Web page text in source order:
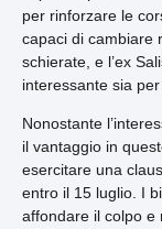
per rinforzare le
capaci di cambiare
schierate, e l’ex
interessante sia per
Nonostante
il vantaggio in
esercitare una
entro il 15 luglio. I
affondare il colpo e